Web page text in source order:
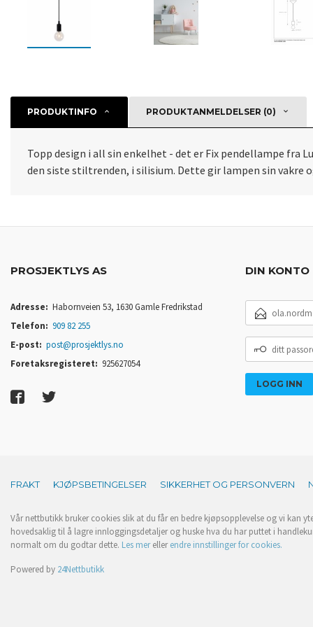
PRODUKTINFO PRODUKTANMELDELSER (0)
Topp design i all sin enkelhet - det er Fix pendellampe fra
den siste stiltrenden, i silisium. Dette gir lampen sin vakre
PROSJEKTLYS AS
Adresse: Habornveien 53, 1630 Gamle Fredrikstad
Telefon: 909 82 255
E-post: post@prosjektlys.no
Foretaksregisteret: 925627054
DIN KONTO
POSTADRESSE
PASSORD
FRAKT KJØPSBETINGELSER SIKKERHET OG PERSONVERN
Vår nettbutikk bruker cookies slik at du får en bedre kjøpsopplevelse og vi kan
hovedsaklig til å lagre innloggingsdetaljer og huske hva du har puttet i
normalt om du godtar dette. Les merellerendre innstillinger for cookies.
Powered by 24Nettbutikk